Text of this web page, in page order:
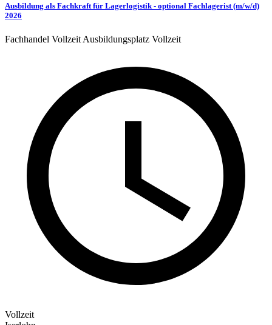
Ausbildung als Fachkraft für Lagerlogistik - optional Fachlagerist (m/w/d)
2026
Fachhandel Vollzeit Ausbildungsplatz Vollzeit
Vollzeit